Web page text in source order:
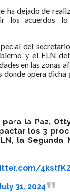
ha dejado de
los acuerdos,
del
y el ELN
en las zonas
opera dicha
la Paz,
los 3
la Segunda
31, 2024